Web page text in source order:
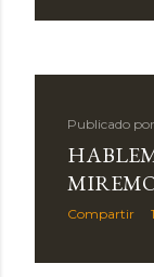
Publicado por
Compartir